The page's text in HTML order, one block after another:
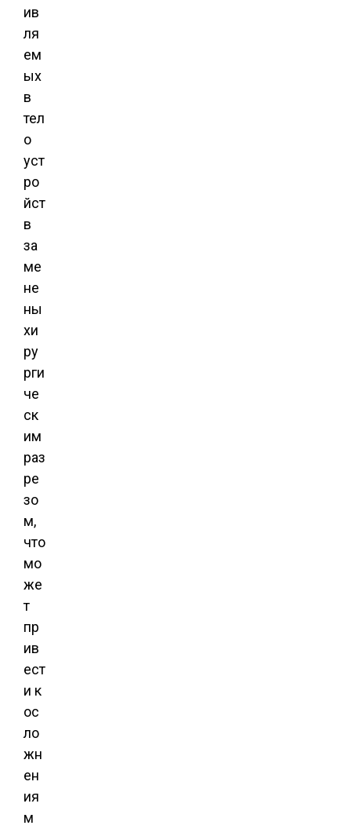
ив
ля
ем
ых
в
тел
о
уст
ро
йст
в
за
ме
не
ны
хи
ру
рги
че
ск
им
раз
ре
зо
м,
что
мо
же
т
пр
ив
ест
и к
ос
ло
жн
ен
ия
м